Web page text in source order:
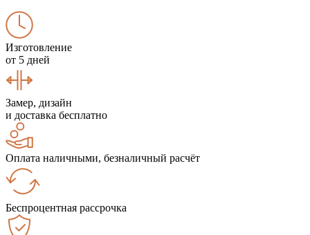
Изготовление
от 5 дней
Замер, дизайн
и доставка бесплатно
Оплата наличными, безналичный расчёт
Беспроцентная рассрочка